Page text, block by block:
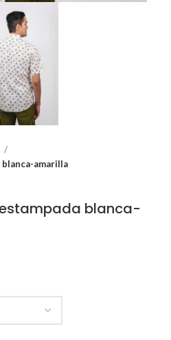
blanca-amarilla
blanca-